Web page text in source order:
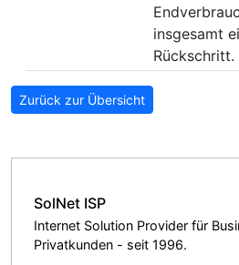
insgesamt
Rückschritt.
Zurück zur Übersicht
SolNet ISP
Internet Solution Provider für
Privatkunden - seit 1996.